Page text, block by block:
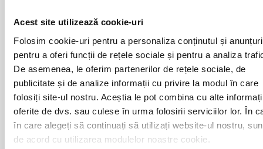
Acest site utilizează cookie-uri
Folosim cookie-uri pentru a personaliza conținutul și
pentru a oferi funcții de rețele sociale și pentru a analiza
De asemenea, le oferim partenerilor de rețele sociale, de
publicitate și de analize informații cu privire la modul în care
folosiți site-ul nostru. Aceștia le pot combina cu alte
oferite de dvs. sau culese în urma folosirii serviciilor lor. În
în care alegeți să continuați să utilizați website-ul nostru,
de acord cu utilizarea modulelor noastre cookie.
ALEXANDRIA
ARAD
BACAU
BAIA MARE
BAILE HERCULANE
BAILESTI
BALS-IS
BALS-OT
BARCA
BARLAD
MOINESTI
MOTCA
NUSFALAU
OLTENITA
ONESTI
ORADEA
ORSOVA
PASCANI
PERICEI
PERISOR